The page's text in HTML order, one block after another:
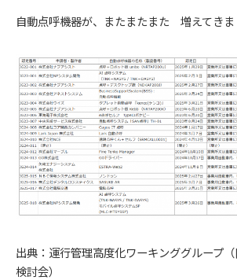
自動点呼機器が、またまたまた 増えてき
出典：運行管理高度化ワーキンググループ
検討会）